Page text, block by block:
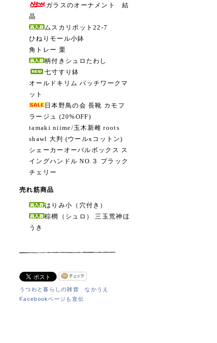
ガラスのオーナメント 結
晶
ムスカリポット22-7
ひねりモール小鉢
角トレー 栗
柄付きシュロたわし
七寸すり鉢
オールドキリム パッチワークマ
ット
日本野鳥の会 長靴 カモフ
ラージュ (20%OFF)
tamaki niime/玉木新雌 roots
shawl 大判 (ウールxコットン)
シェーカーオーバルボックス ス
イングハンドル NO.３ ブラック
チェリー
売れ筋商品
はりみ小（穴付き）
棕櫚（シュロ） 三玉荒神ほ
うき
うつわと暮らしの雑貨 なかうえ
Facebookページも宣伝